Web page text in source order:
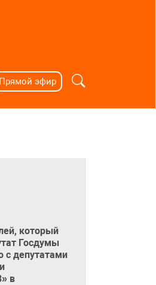
Прямой эфир
который
Госдумы
с депутатами
в